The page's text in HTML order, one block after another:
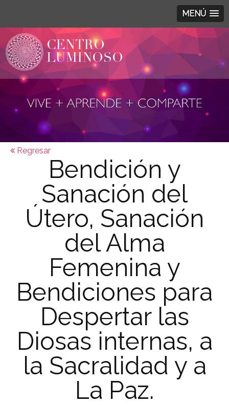
MENÚ
Regresar
Bendición y
Sanación del
Útero, Sanación
del Alma
Femenina y
Bendiciones para
Despertar las
Diosas internas, a
la Sacralidad y a
La Paz.